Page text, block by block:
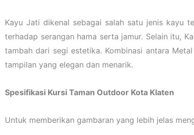
Kayu Jati dikenal sebagai salah satu jenis kayu
terhadap serangan hama serta jamur. Selain itu,
tambah dari segi estetika. Kombinasi antara
tampilan yang elegan dan menarik.
Spesifikasi Kursi Taman Outdoor Kota Klaten
Untuk memberikan gambaran yang lebih jelas